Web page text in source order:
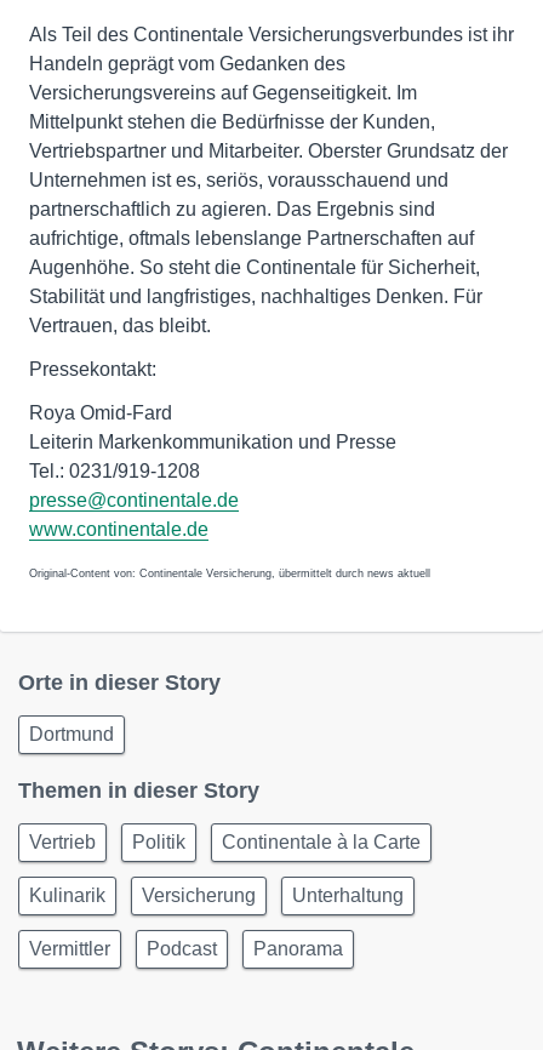
Als Teil des Continentale Versicherungsverbundes ist ihr
Handeln geprägt vom Gedanken des
Versicherungsvereins auf Gegenseitigkeit. Im
Mittelpunkt stehen die Bedürfnisse der Kunden,
Vertriebspartner und Mitarbeiter. Oberster Grundsatz der
Unternehmen ist es, seriös, vorausschauend und
partnerschaftlich zu agieren. Das Ergebnis sind
aufrichtige, oftmals lebenslange Partnerschaften auf
Augenhöhe. So steht die Continentale für Sicherheit,
Stabilität und langfristiges, nachhaltiges Denken. Für
Vertrauen, das bleibt.
Pressekontakt:
Roya Omid-Fard
Leiterin Markenkommunikation und Presse
Tel.: 0231/919-1208
presse@continentale.de
www.continentale.de
Original-Content von: Continentale Versicherung, übermittelt durch news aktuell
Orte in dieser Story
Dortmund
Themen in dieser Story
Vertrieb Politik Continentale à la Carte
Kulinarik Versicherung Unterhaltung
Vermittler Podcast Panorama